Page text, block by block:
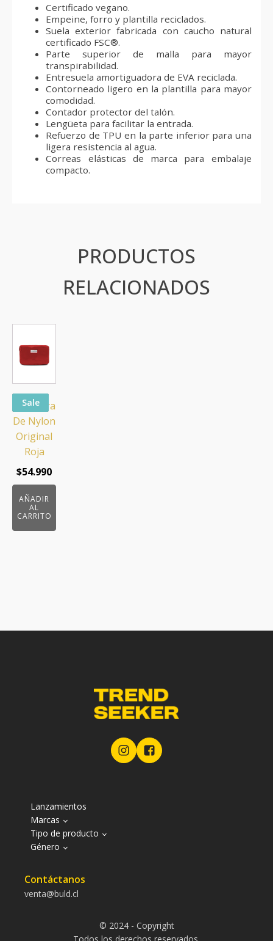
Certificado vegano.
Empeine, forro y plantilla reciclados.
Suela exterior fabricada con caucho natural
certificado FSC®.
Parte superior de malla para mayor
transpirabilidad.
Entresuela amortiguadora de EVA reciclada.
Contorneado ligero en la plantilla para mayor
comodidad.
Contador protector del talón.
Lengüeta para facilitar la entrada.
Refuerzo de TPU en la parte inferior para una
ligera resistencia al agua.
Correas elásticas de marca para embalaje
compacto.
PRODUCTOS
RELACIONADOS
Sale
Riñonera
De Nylon
Original
Roja
$54.990
AÑADIR
AL
CARRITO
Lanzamientos
Marcas
Tipo de producto
Género
Contáctanos
venta@buld.cl
© 2024 - Copyright